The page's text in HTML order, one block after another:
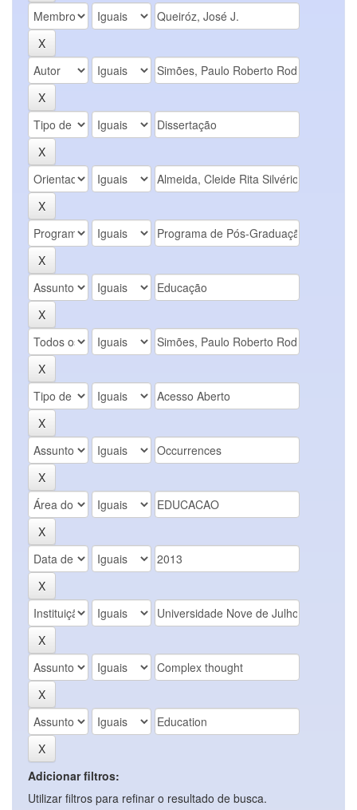
Adicionar filtros:
Utilizar filtros para refinar o resultado de busca.